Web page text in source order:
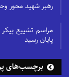
رهبر شهید محور
مراسم تشییع
پایان رسید
برچسب‌های